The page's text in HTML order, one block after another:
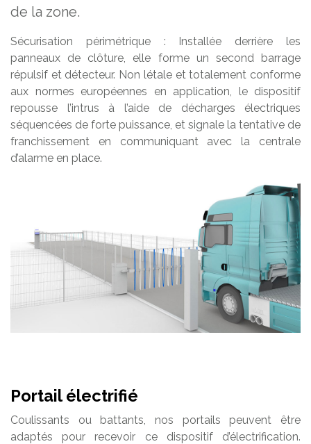
de la zone.
Sécurisation périmétrique : Installée derrière les
panneaux de clôture, elle forme un second barrage
répulsif et détecteur. Non létale et totalement conforme
aux normes européennes en application, le dispositif
repousse l’intrus à l’aide de décharges électriques
séquencées de forte puissance, et signale la tentative de
franchissement en communiquant avec la centrale
d’alarme en place.
Portail électrifié
Coulissants ou battants, nos portails peuvent être
adaptés pour recevoir ce dispositif d’électrification.